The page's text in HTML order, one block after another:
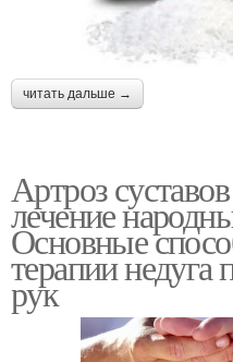
читать дальше →
Артроз
лечение
Основные
терапии недуга
рук